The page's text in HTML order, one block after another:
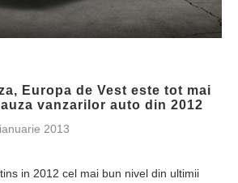
Europa de Vest este tot mai
vanzarilor auto din 2012
2013
in 2012 cel mai bun nivel din ultimii